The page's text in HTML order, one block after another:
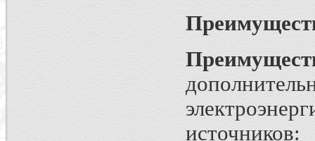
источников: